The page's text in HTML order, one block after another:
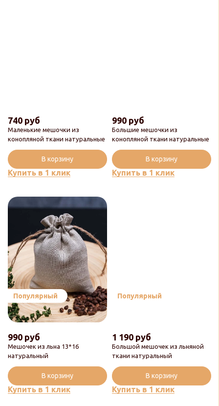
Маленькие мешочки из
конопляной ткани натуральные
740 руб
Купить в 1 клик
В корзину
Большие мешочки из
конопляной ткани натуральные
990 руб
Купить в 1 клик
В корзину
Популярный
Мешочек из льна 13*16
натуральный
990 руб
Купить в 1 клик
В корзину
Популярный
Большой мешочек из льняной
ткани натуральный
1 190 руб
Купить в 1 клик
В корзину